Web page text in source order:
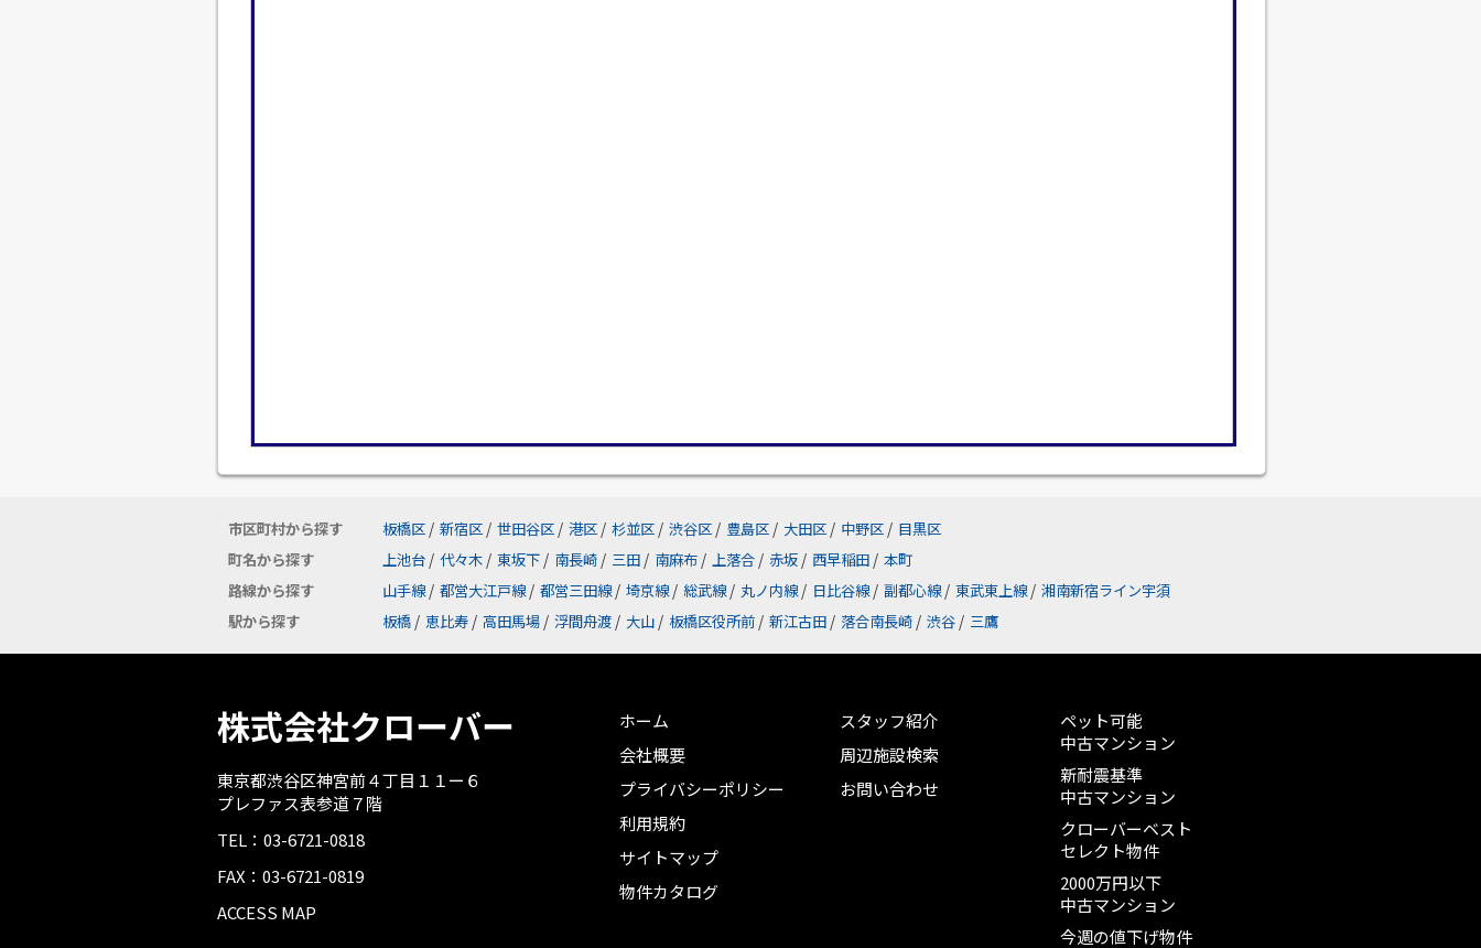
市区町村から探す 板橋区 / 新宿区 / 世田谷区 / 港区 / 杉並区 / 渋谷区 / 豊島区 / 大田区 / 中野区 / 目黒区
町名から探す
上池台 / 代々木 / 東坂下 / 南長崎 / 三田 / 南麻布 / 上落合 / 赤坂 / 西早稲田 / 本町
路線から探す
山手線 / 都営大江戸線 / 都営三田線 / 埼京線 / 総武線 / 丸ノ内線 / 日比谷線 / 副都心線 / 東武東上線 / 湘南新宿ライン宇須
駅から探す
板橋 / 恵比寿 / 高田馬場 / 浮間舟渡 / 大山 / 板橋区役所前 / 新江古田 / 落合南長崎 / 渋谷 / 三鷹
株式会社クローバー
東京都渋谷区神宮前４丁目１１ー６
プレファス表参道７階
TEL：03-6721-0818
FAX：03-6721-0819
ACCESS MAP
ホーム
会社概要
プライバシーポリシー
利用規約
サイトマップ
物件カタログ
スタッフ紹介
周辺施設検索
お問い合わせ
ペット可能
中古マンション
新耐震基準
中古マンション
クローバーベスト
セレクト物件
2000万円以下
中古マンション
今週の値下げ物件